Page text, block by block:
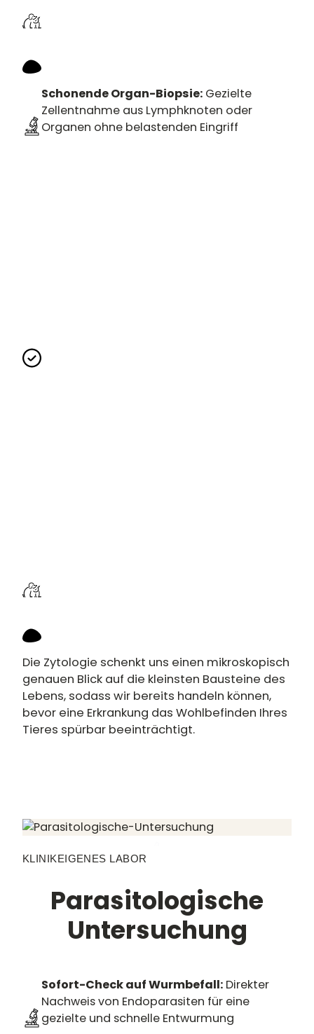
Schonende Organ-Biopsie:Gezielte
Zellentnahme aus Lymphknoten oder
Organen ohne belastenden Eingriff
Die Zytologie schenkt uns einen mikroskopisch
genauen Blick auf die kleinsten Bausteine des
Lebens, sodass wir bereits handeln können,
bevor eine Erkrankung das Wohlbefinden Ihres
Tieres spürbar beeinträchtigt.
KLINIKEIGENES LABOR
Parasitologische
Untersuchung
Sofort-Check auf Wurmbefall:Direkter
Nachweis von Endoparasiten für eine
gezielte und schnelle Entwurmung